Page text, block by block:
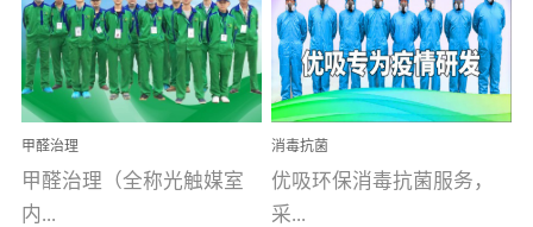
甲醛治理
甲醛治理（全称光触媒室
内...
消毒抗菌
优吸环保消毒抗菌服务，
采...